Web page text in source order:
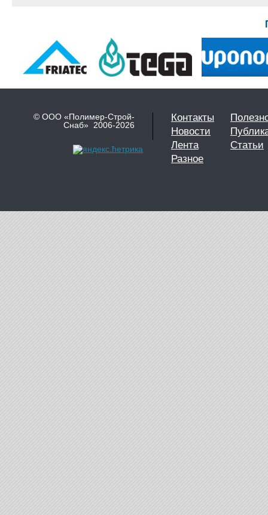
© ООО «Полимер-Строй-
Снаб» 2006-2026
Контакты
Новости
Лента
Статьи
Разное